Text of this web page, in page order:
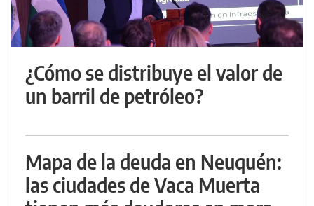
¿Cómo se distribuye el valor de
un barril de petróleo?
Mapa de la deuda en Neuquén:
las ciudades de Vaca Muerta